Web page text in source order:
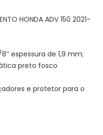
HONDA ADV 150 2021-
espessura de 1,9 mm;
preto fosco
e protetor para o